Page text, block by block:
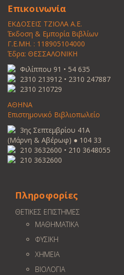
Επικοινωνία
ΕΚΔΟΣΕΙΣ ΤΖΙΟΛΑ Α.Ε.
Έκδοση & Εμπορία Βιβλίων
Γ.Ε.ΜΗ. : 118905104000
Έδρα: ΘΕΣΣΑΛΟΝΙΚΗ
Φιλίππου 91 • 54 635
2310 213912 • 2310 247887
2310 210729
ΑΘΗΝΑ
Επιστημονικό Βιβλιοπωλείο
3ης Σεπτεμβρίου 41Α
(Μάρνη & Αβέρωφ) ● 104 33
210 3632600 • 210 3648055
210 3632600
Πληροφορίες
ΘΕΤΙΚΕΣ ΕΠΙΣΤΗΜΕΣ
ΜΑΘΗΜΑΤΙΚΑ
ΦΥΣΙΚΗ
ΧΗΜΕΙΑ
ΒΙΟΛΟΓΙΑ